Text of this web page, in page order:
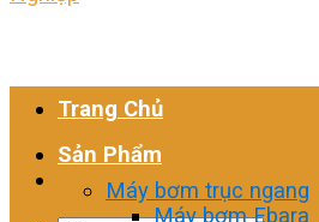
Trang Chủ
Sản Phẩm
Máy bơm trục ngang
Máy bơm Ebara